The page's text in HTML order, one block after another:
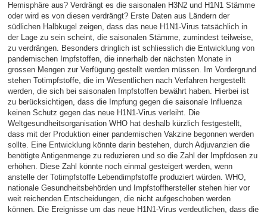
Hemisphäre aus? Verdrängt es die saisonalen H3N2 und H1N1 Stämme
oder wird es von diesen verdrängt? Erste Daten aus Ländern der
südlichen Halbkugel zeigen, dass das neue H1N1-Virus tatsächlich in
der Lage zu sein scheint, die saisonalen Stämme, zumindest teilweise,
zu verdrängen. Besonders dringlich ist schliesslich die Entwicklung von
pandemischen Impfstoffen, die innerhalb der nächsten Monate in
grossen Mengen zur Verfügung gestellt werden müssen. Im Vordergrund
stehen Totimpfstoffe, die im Wesentlichen nach Verfahren hergestellt
werden, die sich bei saisonalen Impfstoffen bewährt haben. Hierbei ist
zu berücksichtigen, dass die Impfung gegen die saisonale Influenza
keinen Schutz gegen das neue H1N1-Virus verleiht. Die
Weltgesundheitsorganisation WHO hat deshalb kürzlich festgestellt,
dass mit der Produktion einer pandemischen Vakzine begonnen werden
sollte. Eine Entwicklung könnte darin bestehen, durch Adjuvanzien die
benötigte Antigenmenge zu reduzieren und so die Zahl der Impfdosen zu
erhöhen. Diese Zahl könnte noch einmal gesteigert werden, wenn
anstelle der Totimpfstoffe Lebendimpfstoffe produziert würden. WHO,
nationale Gesundheitsbehörden und Impfstoffhersteller stehen hier vor
weit reichenden Entscheidungen, die nicht aufgeschoben werden
können. Die Ereignisse um das neue H1N1-Virus verdeutlichen, dass die